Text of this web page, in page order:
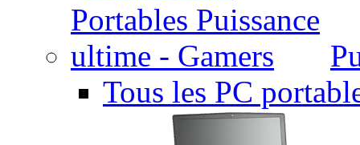
Tous les PC